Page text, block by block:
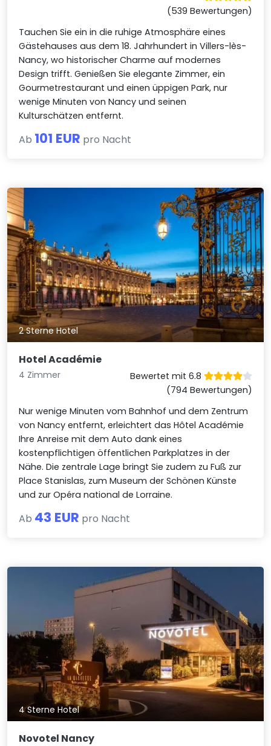
(539 Bewertungen)
Tauchen Sie ein in die ruhige Atmosphäre eines
Gästehauses aus dem 18. Jahrhundert in Villers-lès-
Nancy, wo historischer Charme auf modernes
Design trifft. Genießen Sie elegante Zimmer, ein
Gourmetrestaurant und einen üppigen Park, nur
wenige Minuten von Nancy und seinen
Kulturschätzen entfernt.
Ab 101 EUR pro Nacht
2 Sterne Hotel
Hotel Académie
4 Zimmer
Bewertet mit 6.8
(794 Bewertungen)
Nur wenige Minuten vom Bahnhof und dem Zentrum
von Nancy entfernt, erleichtert das Hôtel Académie
Ihre Anreise mit dem Auto dank eines
kostenpflichtigen öffentlichen Parkplatzes in der
Nähe. Die zentrale Lage bringt Sie zudem zu Fuß zur
Place Stanislas, zum Museum der Schönen Künste
und zur Opéra national de Lorraine.
Ab 43 EUR pro Nacht
4 Sterne Hotel
Novotel Nancy